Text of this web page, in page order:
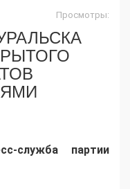
Просмотры:
служба партии